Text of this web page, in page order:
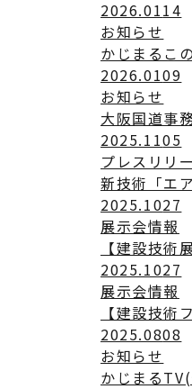
2026.0114
お知らせ
かじまるこ
2026.0109
お知らせ
大阪国道事
2025.1105
プレスリリ
新技術「エ
2025.1027
展示会情報
【建設技術
2025.1027
展示会情報
【建設技
2025.0808
お知らせ
かじまる